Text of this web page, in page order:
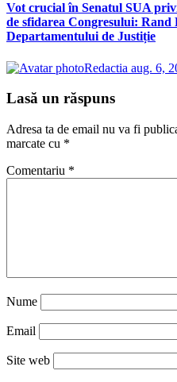
Vot crucial în Senatul SUA
de sfidarea Congresului: Rand
Departamentului de Justiție
Redactia aug. 6,
Lasă un răspuns
Adresa ta de email nu va fi
marcate cu *
Comentariu *
Nume
Email
Site web